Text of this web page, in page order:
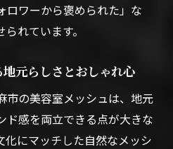
ロワーから褒められた」な
れています。
元らしさとおしゃれ心
市の美容室メッシュは、地元
ド感を両立できる点が大きな
化にマッチした自然なメッシ